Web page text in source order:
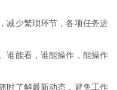
减少繁琐环节，各项任务进
谁能看，谁能操作，能操作
时了解最新动态，避免工作